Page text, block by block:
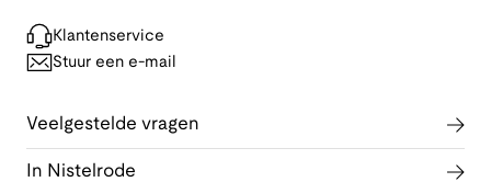
Klantenservice
Stuur een e-mail
Veelgestelde vragen
In Nistelrode